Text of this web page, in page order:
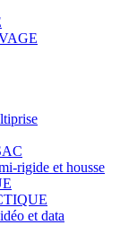
rigide et housse
et data